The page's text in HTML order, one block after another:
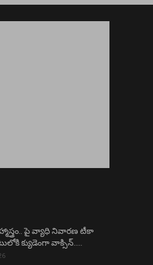
పై వ్యాధి నివారణ టీకా
క్యుడెంగా వాక్సిన్…..